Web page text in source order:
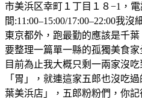
市美浜区幸町１丁目１８−1，電
間:11:00–15:00/17:00–22:00我
東京都外，跑最勤的應該是千
要整理一篇單一縣的孤獨美食
目前為止我大概只剩一兩家沒
「胃」，就連這家五郎也沒吃
葉美浜店」，五郎粉粉們，你